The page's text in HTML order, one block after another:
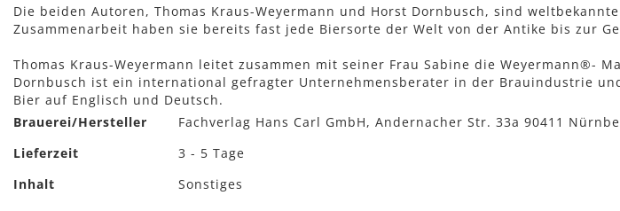
Die beiden Autoren, Thomas Kraus-Weyermann und Horst Dornbusch, sind
Zusammenarbeit haben sie bereits fast jede Biersorte der Welt von der Antike bis zur
Thomas Kraus-Weyermann leitet zusammen mit seiner Frau Sabine die Weyermann®-
Dornbusch ist ein international gefragter Unternehmensberater in der Brauindustrie
Bier auf Englisch und Deutsch.
Mehr
Brauerei/Hersteller
Fachverlag Hans Carl GmbH, Andernacher Str. 33a 90411
Lieferzeit
3 - 5 Tage
Inhalt
Sonstiges